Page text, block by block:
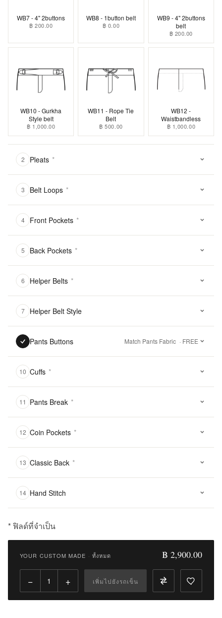
WB7 - 4" 2buttons
฿ 200.00
WB8 - 1button belt
฿ 0.00
WB9 - 4" 2buttons
belt
฿ 200.00
WB10 - Gurkha
Style belt
฿ 1,000.00
WB11 - Rope Tie
Belt
฿ 500.00
WB12 -
Waistbandless
฿ 1,000.00
2 Pleats *
3 Belt Loops *
4 Front Pockets *
5 Back Pockets *
6 Helper Belts *
7 Helper Belt Style
Pants Buttons Match Pants Fabric · FREE
10 Cuffs *
11 Pants Break *
12 Coin Pockets *
13 Classic Back *
14 Hand Stitch
* ฟิลด์ที่จำเป็น
฿
Qty:
ไป
YOUR CUSTOM MADE · ทั้งหมด ฿ 2,900.00
− + เพิ่มไปยังรถเข็น